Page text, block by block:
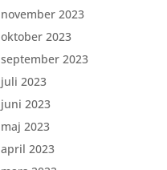
november 2023
oktober 2023
september 2023
juli 2023
juni 2023
maj 2023
april 2023